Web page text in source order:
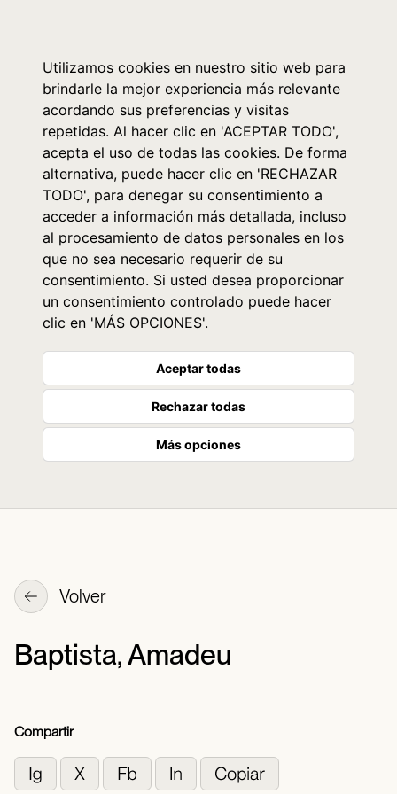
Utilizamos cookies en nuestro sitio web para
brindarle la mejor experiencia más relevante
acordando sus preferencias y visitas
repetidas. Al hacer clic en 'ACEPTAR TODO',
acepta el uso de todas las cookies. De forma
alternativa, puede hacer clic en 'RECHAZAR
TODO', para denegar su consentimiento a
acceder a información más detallada, incluso
al procesamiento de datos personales en los
que no sea necesario requerir de su
consentimiento. Si usted desea proporcionar
un consentimiento controlado puede hacer
clic en 'MÁS OPCIONES'.
Aceptar todas
Rechazar todas
Más opciones
Volver
Baptista, Amadeu
Compartir